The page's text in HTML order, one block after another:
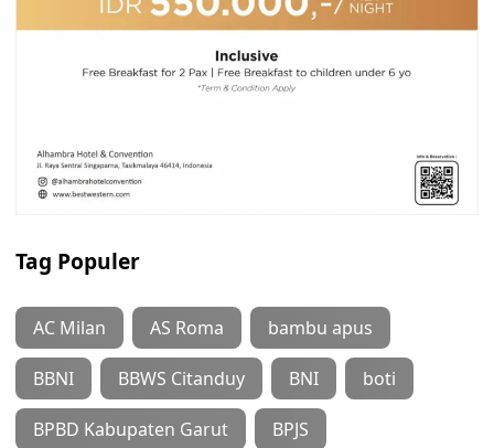
Tag Populer
AC Milan AS Roma bambu apus
BBNI BBWS Citanduy BNI boti
BPBD Kabupaten Garut BPJS